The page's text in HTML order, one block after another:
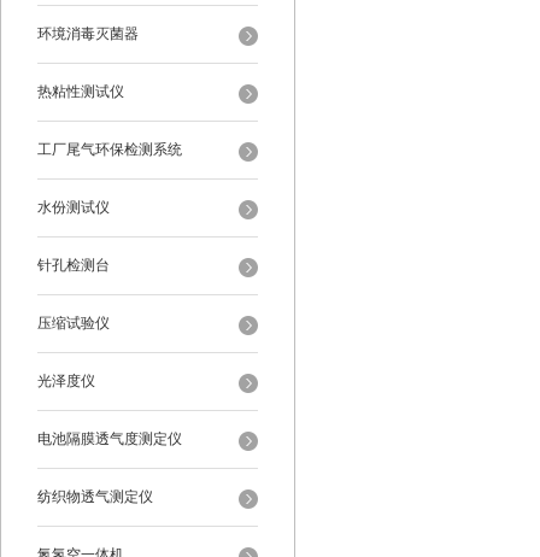
环境消毒灭菌器
热粘性测试仪
工厂尾气环保检测系统
水份测试仪
针孔检测台
压缩试验仪
光泽度仪
电池隔膜透气度测定仪
纺织物透气测定仪